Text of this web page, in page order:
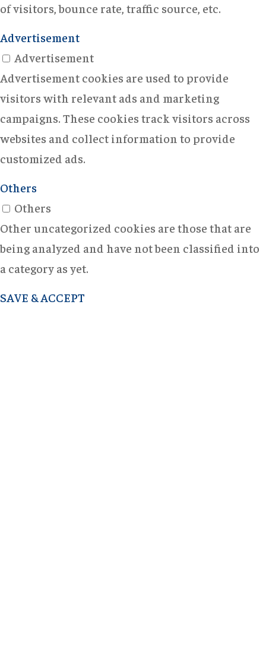
of visitors, bounce rate, traffic source, etc.
Advertisement
Advertisement
Advertisement cookies are used to provide
visitors with relevant ads and marketing
campaigns. These cookies track visitors across
websites and collect information to provide
customized ads.
Others
Others
Other uncategorized cookies are those that are
being analyzed and have not been classified into
a category as yet.
SAVE & ACCEPT